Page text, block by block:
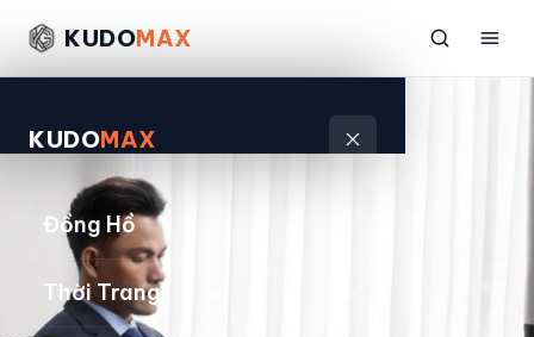
KUDOMAX
KUDOMAX
Đồng Hồ
Thời Trang